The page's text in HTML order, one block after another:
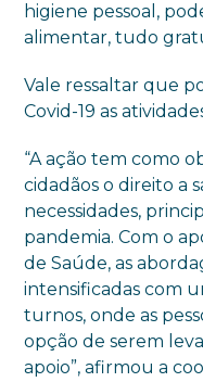
higiene pessoal,
alimentar, tudo
Vale ressaltar que
Covid-19 as
“A ação tem como
cidadãos o direito a
necessidades,
pandemia. Com o
de Saúde, as
intensificadas com
turnos, onde as
opção de serem
apoio”, afirmou a